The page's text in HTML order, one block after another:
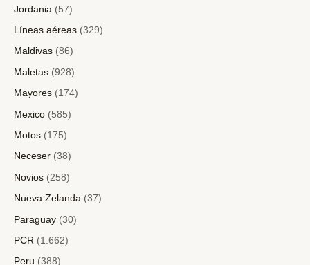
Jordania (57)
Líneas aéreas (329)
Maldivas (86)
Maletas (928)
Mayores (174)
Mexico (585)
Motos (175)
Neceser (38)
Novios (258)
Nueva Zelanda (37)
Paraguay (30)
PCR (1.662)
Peru (388)